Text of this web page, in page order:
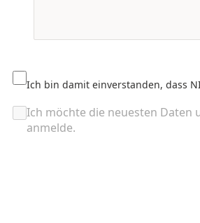
Ich bin damit einverstanden, dass
Ich möchte die neuesten
anmelde.